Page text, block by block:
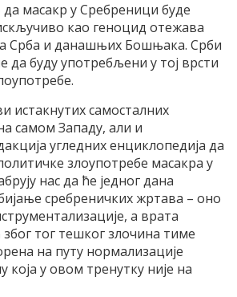
масакр у Сребреници буде
као геноцид отежава
Срба и данашњих Бошњака. Срби
да буду употребљени у тој врсти
истакнутих самосталних
самом Западу, али и
угледних енциклопедија да
злоупотребе масакра у
нас да ће једног дана
сребреничких жртава – оно
а врата
због тог тешког злочина тиме
на путу нормализације
која у овом тренутку није на